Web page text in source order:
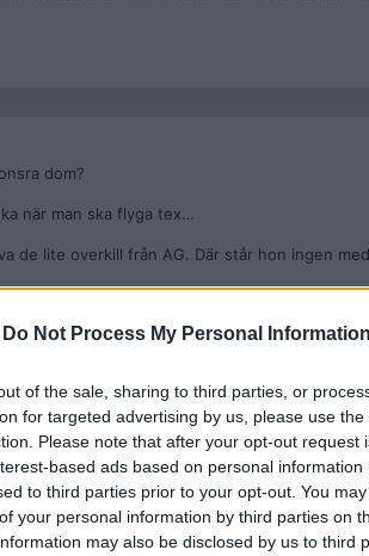
Do Not Process My Personal Information
of the sale, sharing to third parties, or
for targeted advertising by us, please use
Please note that after your opt-out request
based ads based on personal
to third parties prior to your opt-out. You
your personal information by third parties on
may also be disclosed by us to third
dom?
när man ska flyga tex…
de lite overkill från AG. Där står hon ingen
på i vilket land man åker/bor i.
i Sverige har ingen straffande verkan, till
du få 30.000 kr i skadestånd för att ersätta
kan du få ett skadestånd om en betydligt
verkan. Till skillnad från skadestånd har,
är därmed något helt annat. Att du inte